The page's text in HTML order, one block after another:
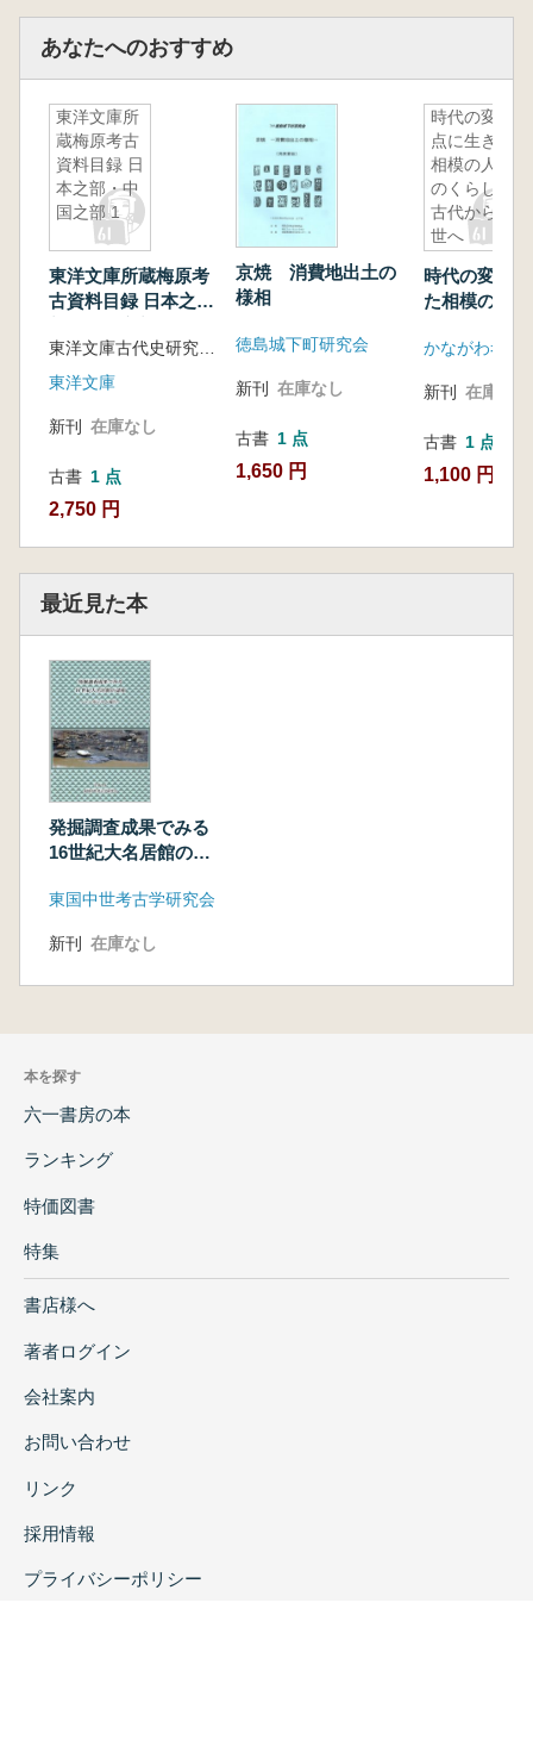
あなたへのおすすめ
東洋文庫所
蔵梅原考古
資料目録 日
本之部・中
国之部 1
東洋文庫所蔵梅原考
古資料目録 日本之
東洋文庫
新刊 在庫なし
古書 1 点
2,750 円
京焼 消費地出土の
様相
徳島城下町研究会
新刊 在庫なし
古書 1 点
1,650 円
時代の変換
点に生きた
相模の人々
のくらし :
古代から中
世へ
時代の変換
た相模の人
かながわ考古
新刊 在庫なし
古書 1 点
1,100 円
最近見た本
発掘調査成果でみる
16世紀大名居館の諸
東国中世考古学研究会
新刊 在庫なし
本を探す
六一書房の本
ランキング
特価図書
特集
書店様へ
著者ログイン
会社案内
お問い合わせ
リンク
採用情報
プライバシーポリシー